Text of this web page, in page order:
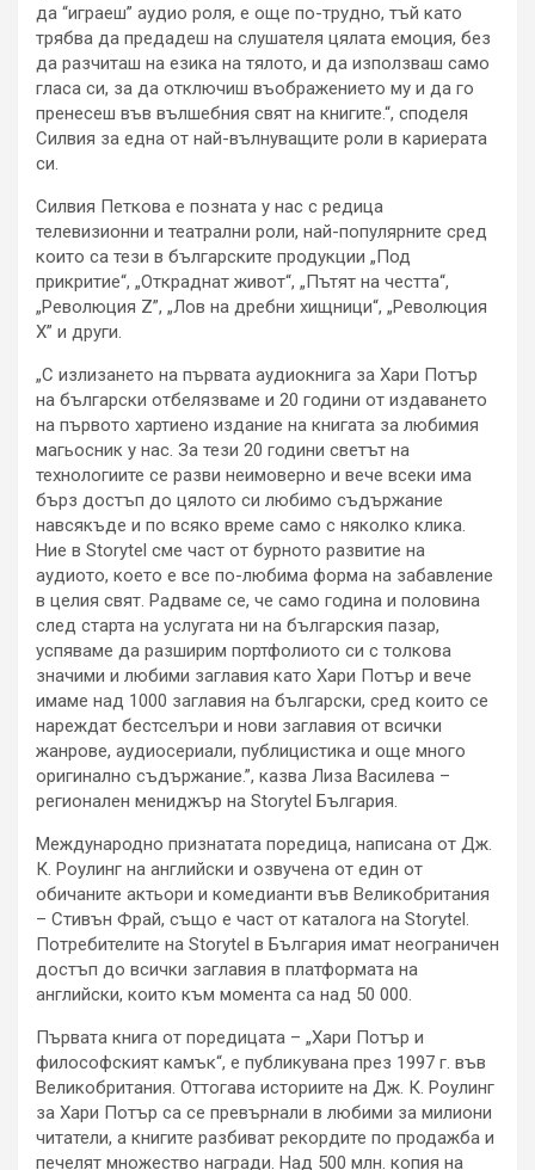
да “играеш” аудио роля, е още по-трудно, тъй като
трябва да предадеш на слушателя цялата емоция, без
да разчиташ на езика на тялото, и да използваш само
гласа си, за да отключиш въображението му и да го
пренесеш във вълшебния свят на книгите.“, споделя
Силвия за една от най-вълнуващите роли в кариерата
си.
Силвия Петкова е позната у нас с редица
телевизионни и театрални роли, най-популярните сред
които са тези в българските продукции „Под
прикритие“, „Откраднат живот“, „Пътят на честта“,
„Революция Z”, „Лов на дребни хищници“, „Революция
X” и други.
„С излизането на първата аудиокнига за Хари Потър
на български отбелязваме и 20 години от издаването
на първото хартиено издание на книгата за любимия
магьосник у нас. За тези 20 години светът на
технологиите се разви неимоверно и вече всеки има
бърз достъп до цялото си любимо съдържание
навсякъде и по всяко време само с няколко клика.
Ние в Storytel сме част от бурното развитие на
аудиото, което е все по-любима форма на забавление
в целия свят. Радваме се, че само година и половина
след старта на услугата ни на българския пазар,
успяваме да разширим портфолиото си с толкова
значими и любими заглавия като Хари Потър и вече
имаме над 1000 заглавия на български, сред които се
нареждат бестселъри и нови заглавия от всички
жанрове, аудиосериали, публицистика и още много
оригинално съдържание.”, казва Лиза Василева –
регионален мениджър на Storytel България.
Международно признатата поредица, написана от Дж.
К. Роулинг на английски и озвучена от един от
обичаните актьори и комедианти във Великобритания
– Стивън Фрaй, също е част от каталога на Storytel.
Потребителите на Storytel в България имат неограничен
достъп до всички заглавия в платформата на
английски, които към момента са над 50 000.
Първата книга от поредицата – „Хари Потър и
философският камък“, е публикувана през 1997 г. във
Великобритания. Оттогава историите на Дж. К. Роулинг
за Хари Потър са се превърнали в любими за милиони
читатели, а книгите разбиват рекордите по продажба и
печелят множество награди. Над 500 млн. копия на